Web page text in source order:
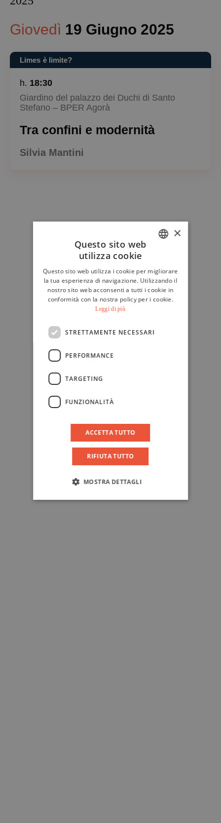
Giovedì 19 Giugno 2025
Limes è limite?
h. 18:30
Giardino del palazzo dei Duchi di Santo
Stefano – BPER Agorà
Tra confini e modernità
Silvia Mantini
ENGLISH
×
Questo sito web
utilizza cookie
Questo sito web utilizza i cookie per migliorare
la tua esperienza di navigazione. Utilizzando il
nostro sito web acconsenti a tutti i cookie in
conformità con la nostra policy per i cookie.
Leggi di più
STRETTAMENTE NECESSARI
PERFORMANCE
TARGETING
FUNZIONALITÀ
ACCETTA TUTTO
RIFIUTA TUTTO
MOSTRA DETTAGLI